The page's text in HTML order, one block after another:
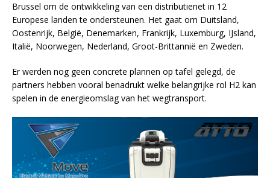
Brussel om de ontwikkeling van een distributienet in 12
Europese landen te ondersteunen. Het gaat om Duitsland,
Oostenrijk, België, Denemarken, Frankrijk, Luxemburg, IJsland,
Italië, Noorwegen, Nederland, Groot-Brittannië en Zweden.
Er werden nog geen concrete plannen op tafel gelegd, de
partners hebben vooral benadrukt welke belangrijke rol H2 kan
spelen in de energieomslag van het wegtransport.